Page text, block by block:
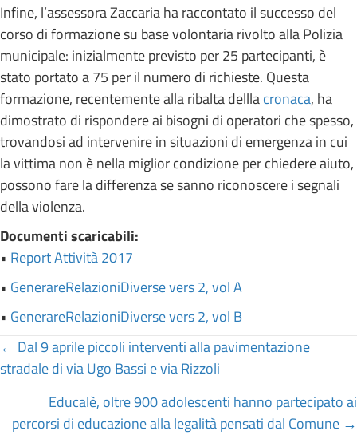
Infine, l’assessora Zaccaria ha raccontato il successo del
corso di formazione su base volontaria rivolto alla Polizia
municipale: inizialmente previsto per 25 partecipanti, è
stato portato a 75 per il numero di richieste. Questa
formazione, recentemente alla ribalta delllacronaca, ha
dimostrato di rispondere ai bisogni di operatori che spesso,
trovandosi ad intervenire in situazioni di emergenza in cui
la vittima non è nella miglior condizione per chiedere aiuto,
possono fare la differenza se sanno riconoscere i segnali
della violenza.
Documenti scaricabili:
• Report Attività 2017
• GenerareRelazioniDiverse vers 2, vol A
• GenerareRelazioniDiverse vers 2, vol B
Posts
navigation
← Dal 9 aprile piccoli interventi alla pavimentazione
stradale di via Ugo Bassi e via Rizzoli
Educalè, oltre 900 adolescenti hanno partecipato ai
percorsi di educazione alla legalità pensati dal Comune →